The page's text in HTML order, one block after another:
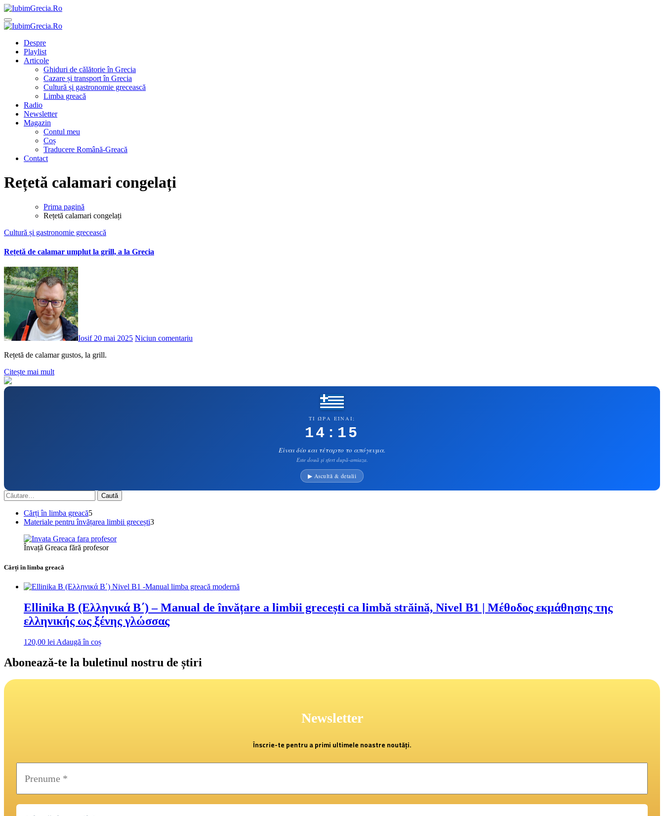
Sari
la
conținut
IubimGrecia.Ro
Ghiduri de călătorie, gastronomie și muzică grecească
Ghiduri de călătorie, gastronomie și muzică grecească
Despre
Playlist
Articole
Ghiduri de călătorie în Grecia
Cazare și transport în Grecia
Cultură și gastronomie grecească
Limba greacă
Radio
Newsletter
Magazin
Contul meu
Coș
Traducere Română-Greacă
Contact
Rețetă calamari congelați
Prima pagină
Rețetă calamari congelați
Cultură și gastronomie grecească
Rețetă de calamar umplut la grill, a la Grecia
Iosif20 mai 2025 Niciun comentariu
Rețetă de calamar gustos, la grill.
Citește mai mult
ΤΙ ΏΡΑ ΕΊΝΑΙ;
14:15
Είναι δύο και τέταρτο το απόγευμα.
Este două și sfert după-amiaza.
▶ Ascultă & detalii
Caută
după:
Cărți în limba greacă55
produse
Materiale pentru învățarea limbii grecești33
Învață Greaca fără profesor
Cărți în limba greacă
Ellinika B (Ελληνικά Β΄) – Manual de învățare a limbii grecești ca limbă străină, Nivel B1 | Μέθοδος εκμάθησης της
ελληνικής ως ξένης γλώσσας
120,00 lei Adaugă în coș
Abonează-te la buletinul nostru de știri
Newsletter
Înscrie-te pentru a primi ultimele noastre noutăți.